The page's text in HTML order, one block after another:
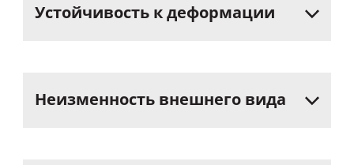
Устойчивость кдеформации
Неизменность внешнего вида